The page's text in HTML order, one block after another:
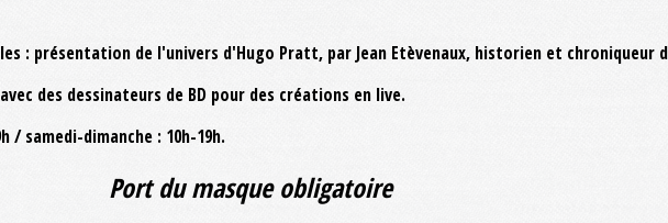
: présentation de l'univers d'Hugo Pratt, par Jean Etèvenaux, historien et chroniqueur
des dessinateurs de BD pour des créations en live.
/ samedi-dimanche : 10h-19h.
Port du masque obligatoire